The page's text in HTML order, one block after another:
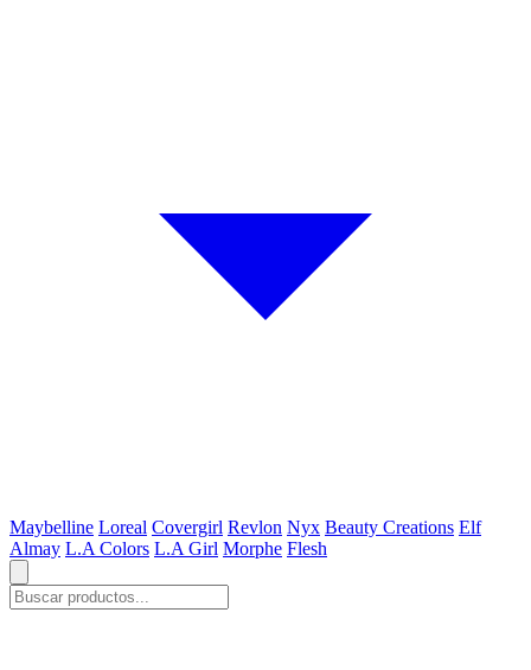
Maybelline Loreal Covergirl Revlon Nyx Beauty Creations Elf
Almay L.A Colors L.A Girl Morphe Flesh